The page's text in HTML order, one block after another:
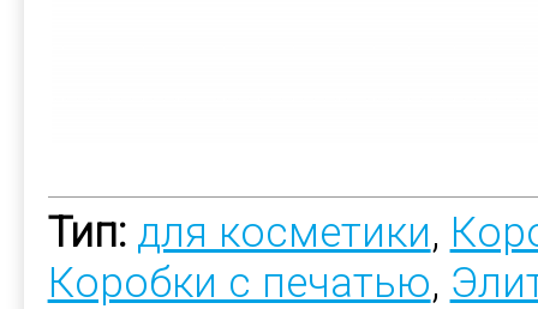
Тип: для косметики,
Коробки с печатью,